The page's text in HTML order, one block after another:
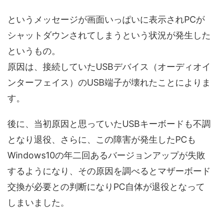
というメッセージが画面いっぱいに表示されPCが
シャットダウンされてしまうという状況が発生した
というもの。
原因は、接続していたUSBデバイス（オーディオイ
ンターフェイス）のUSB端子が壊れたことによりま
す。
後に、当初原因と思っていたUSBキーボードも不調
となり退役、さらに、この障害が発生したPCも
Windows10の年二回あるバージョンアップが失敗
するようになり、その原因を調べるとマザーボード
交換が必要との判断になりPC自体が退役となって
しまいました。